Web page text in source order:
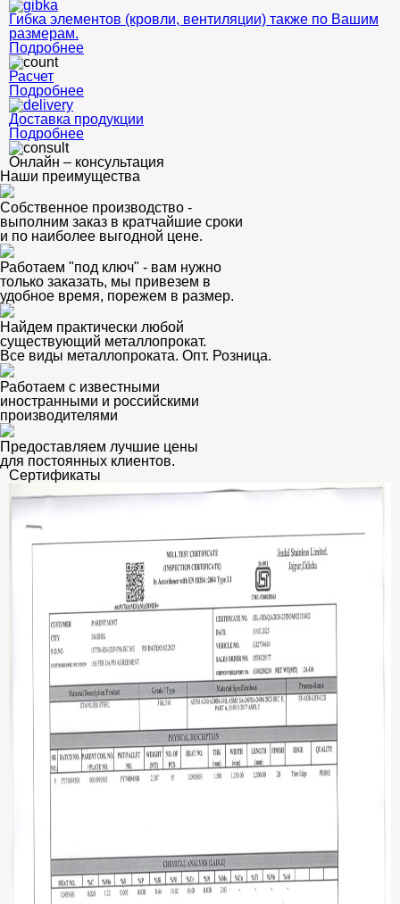
Гибка элементов (кровли, вентиляции) также по Вашим
размерам.
Подробнее
Расчет
Подробнее
Доставка продукции
Подробнее
Онлайн – консультация
Наши преимущества
Собственное производство -
выполним заказ в кратчайшие сроки
и по наиболее выгодной цене.
Работаем "под ключ" - вам нужно
только заказать, мы привезем в
удобное время, порежем в размер.
Найдем практически любой
существующий металлопрокат.
Все виды металлопроката. Опт. Розница.
Работаем с известными
иностранными и российскими
производителями
Предоставляем лучшие цены
для постоянных клиентов.
Сертификаты